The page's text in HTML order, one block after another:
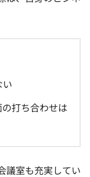
打ち合わせは
議室も充実してい